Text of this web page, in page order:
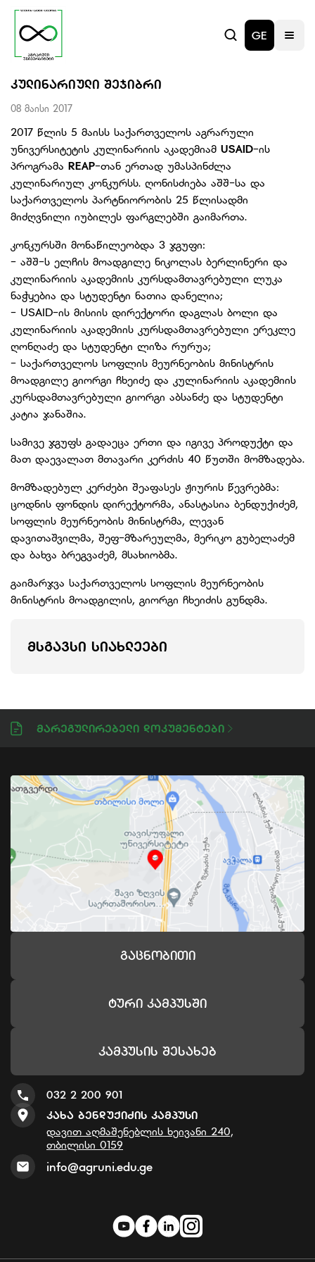
GE
ᲙᲣᲚᲘᲜᲐᲠᲘᲣᲚᲘ ᲨᲔᲯᲘᲑᲠᲘ
08 მაისი 2017
2017 წლის 5 მაისს საქართველოს აგრარული
უნივერსიტეტის კულინარიის აკადემიამ USAID-ის
პროგრამა REAP-თან ერთად უმასპინძლა
კულინარიულ კონკურსს. ღონისძიება აშშ-სა და
საქართველოს პარტნიორობის 25 წლისადმი
მიძღვნილი იუბილეს ფარგლებში გაიმართა.
კონკურსში მონაწილეობდა 3 ჯგუფი:
- აშშ-ს ელჩის მოადგილე ნიკოლას ბერლინერი და
კულინარიის აკადემიის კურსდამთავრებული ლუკა
ნაჭყებია და სტუდენტი ნათია დანელია;
- USAID-ის მისიის დირექტორი დაგლას ბოლი და
კულინარიის აკადემიის კურსდამთავრებული ერეკლე
ღონღაძე და სტუდენტი ლიზა რურუა;
- საქართველოს სოფლის მეურნეობის მინისტრის
მოადგილე გიორგი ჩხეიძე და კულინარიის აკადემიის
კურსდამთავრებული გიორგი აბსანძე და სტუდენტი
კატია ჯანაშია.
სამივე ჯგუფს გადაეცა ერთი და იგივე პროდუქტი და
მათ დაევალათ მთავარი კერძის 40 წუთში მომზადება.
მომზადებულ კერძები შეაფასეს ჟიურის წევრებმა:
ცოდნის ფონდის დირექტორმა, ანასტასია ბენდუქიძემ,
სოფლის მეურნეობის მინისტრმა, ლევან
დავითაშვილმა, შეფ-მზარეულმა, მერიკო გუბელაძემ
და ბახვა ბრეგვაძემ, მსახიობმა.
გაიმარჯვა საქართველოს სოფლის მეურნეობის
მინისტრის მოადგილის, გიორგი ჩხეიძის გუნდმა.
ᲛᲡᲒᲐᲕᲡᲘ ᲡᲘᲐᲮᲚᲔᲔᲑᲘ
Მარეგულირებელი Დოკუმენტები
Გაცნობითი
Ტური Კამპუსში
Კამპუსის Შესახებ
032 2 200 901
Კახა Ბენდუქიძის Კამპუსი
დავით აღმაშენებლის ხეივანი 240,
თბილისი 0159
info@agruni.edu.ge